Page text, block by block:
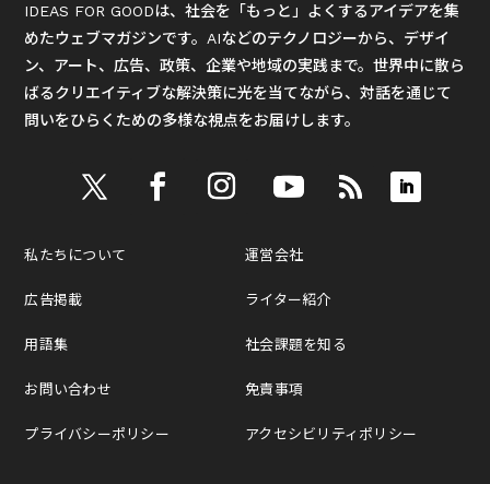
IDEAS FOR GOODは、社会を「もっと」よくするアイデアを集
めたウェブマガジンです。AIなどのテクノロジーから、デザイ
ン、アート、広告、政策、企業や地域の実践まで。世界中に散ら
ばるクリエイティブな解決策に光を当てながら、対話を通じて
問いをひらくための多様な視点をお届けします。
私たちについて
広告掲載
用語集
お問い合わせ
プライバシーポリシー
運営会社
ライター紹介
社会課題を知る
免責事項
アクセシビリティポリシー